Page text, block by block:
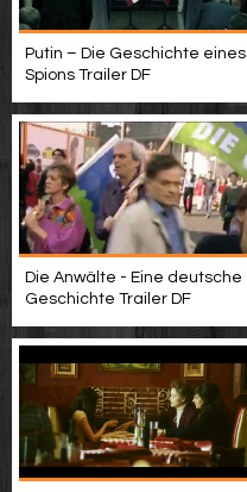
Putin – Die Geschichte eines
Spions Trailer DF
Die Anwälte - Eine deutsche
Geschichte Trailer DF